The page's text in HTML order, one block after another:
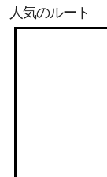
人気のルート